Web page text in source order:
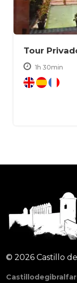
Tour
1h 30min
© 2026 Castillo